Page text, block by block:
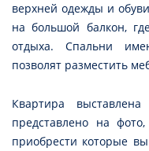
верхней одежды и
на большой балкон,
отдыха. Спальни
позволят разместить
Квартира
представлено на
приобрести которые